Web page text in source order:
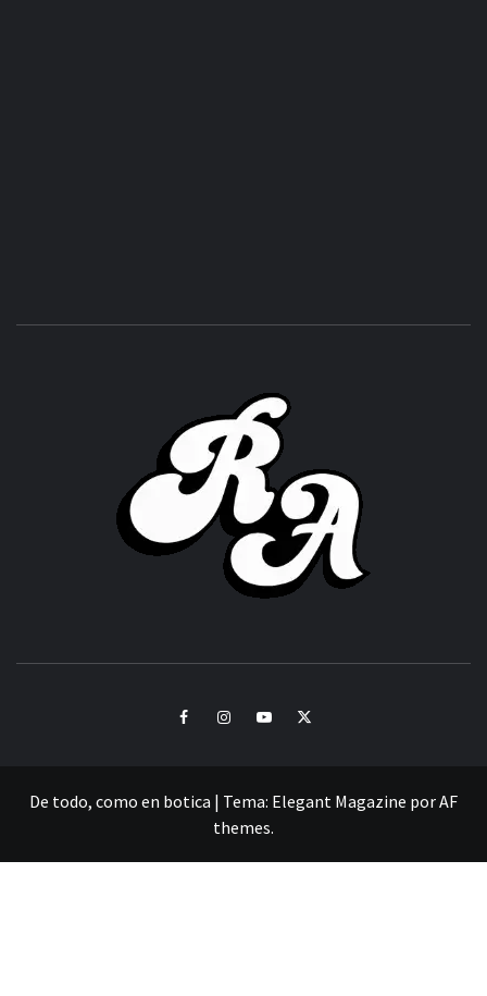
FacebookInstagramYoutubeTwitter
De todo, como en botica | Tema: Elegant Magazine porAF
themes.